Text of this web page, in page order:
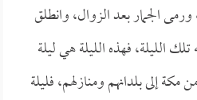
الجمار بعد الزوال، وانطلق
الليلة، فهذه الليلة هي ليلة
إلى بلدانهم ومنازلهم، فليلة